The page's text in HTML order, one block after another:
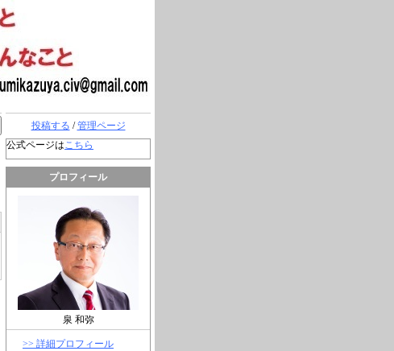
投稿する /管理ページ
公式ページはこちら
プロフィール
泉 和弥
>> 詳細プロフィール